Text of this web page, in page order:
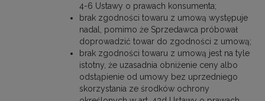
4-6 Ustawy o prawach konsumenta;
brak zgodności towaru z umową występuje
nadal, pomimo że Sprzedawca próbował
doprowadzić towar do zgodności z umową;
brak zgodności towaru z umową jest na tyle
istotny, że uzasadnia obniżenie ceny albo
odstąpienie od umowy bez uprzedniego
skorzystania ze środków ochrony